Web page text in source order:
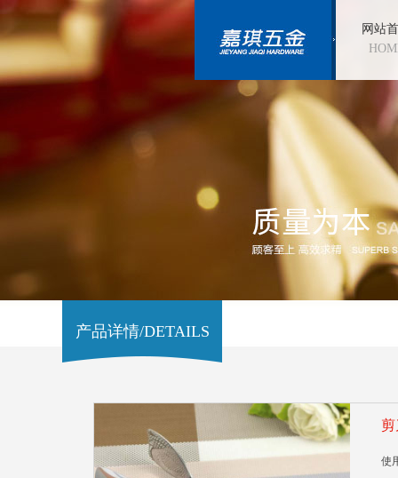
网站
产品详情/DETAILS
使